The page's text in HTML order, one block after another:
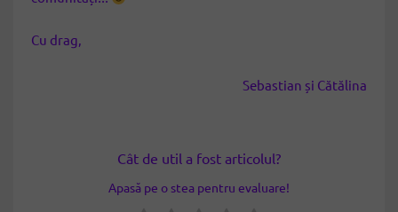
Cu drag,
Sebastian și Cătălina
Cât de util a fost articolul?
Apasă pe o stea pentru evaluare!